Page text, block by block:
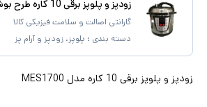
زودپز و پلوپز برقی 10 کاره طرح بوش مدل MES1700
گارانتی اصالت و سلامت فیزیکی کالا
دسته بندی : پلوپز، زودپز و آرام پز
زودپز و پلوپز برقی 10 کاره مدل MES1700